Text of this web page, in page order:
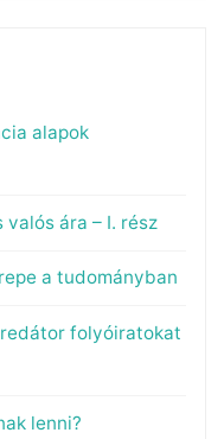
alapok
ára – I. rész
a tudományban
folyóiratokat
lenni?